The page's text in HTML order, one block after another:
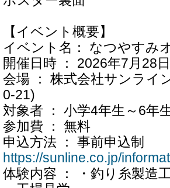
【イベント概要】
イベント名： なつやすみ
開催日時 ： 2026年7月28
会場 ： 株式会社サンライ
0-21)
対象者 ： 小学4年生～6年
参加費 ： 無料
申込方法 ： 事前申込制
https://sunline.co.jp/
体験内容 ： ・釣り糸製造